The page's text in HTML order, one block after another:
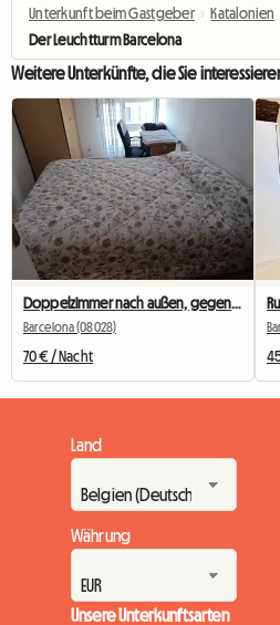
Unterkunft beim Gastgeber › Katalonien
Der Leuchtturm Barcelona
Weitere Unterkünfte, die Sie
Barcelona (08028)
70 € / Nacht
Land
Währung
Unsere Unterkunftsarten